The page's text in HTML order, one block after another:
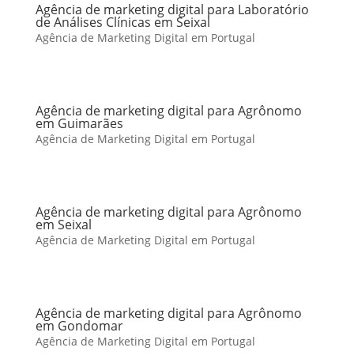
Agência de marketing digital para Laboratório
de Análises Clínicas em Seixal
Agência de Marketing Digital em Portugal
Agência de marketing digital para Agrônomo
em Guimarães
Agência de Marketing Digital em Portugal
Agência de marketing digital para Agrônomo
em Seixal
Agência de Marketing Digital em Portugal
Agência de marketing digital para Agrônomo
em Gondomar
Agência de Marketing Digital em Portugal